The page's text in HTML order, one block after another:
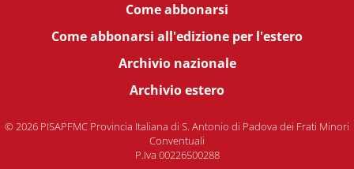
Come abbonarsi
Come abbonarsi all'edizione per l'estero
Archivio nazionale
Archivio estero
© 2026 PISAPFMC Provincia Italiana di S. Antonio di Padova dei Frati Minori
Conventuali
P.Iva 00226500288